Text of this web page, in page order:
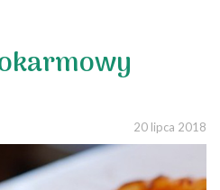
20 lipca 2018